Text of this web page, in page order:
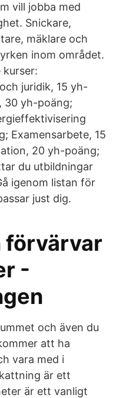
vill jobba med
Snickare,
mäklare och
inom området.
kurser:
juridik, 15 yh-
30 yh-poäng;
Examensarbete, 15
20 yh-poäng;
du utbildningar
igenom listan för
just dig.
förvärvar
-
och även du
att ha
vara med i
är ett
är ett vanligt